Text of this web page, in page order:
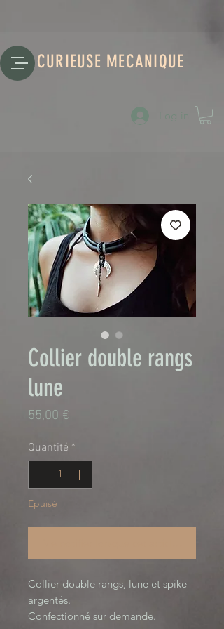
CURIEUSE MECANIQUE
Log-in
Collier double rangs
lune
55,00 €
Quantité *
Epuisé
Collier double rangs, lune et spike
argentés.
Confectionné sur demande.